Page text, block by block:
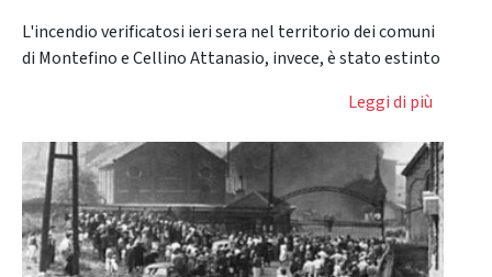
L'incendio verificatosi ieri sera nel territorio dei comuni
di Montefino e Cellino Attanasio, invece, è stato estinto
Leggi di più